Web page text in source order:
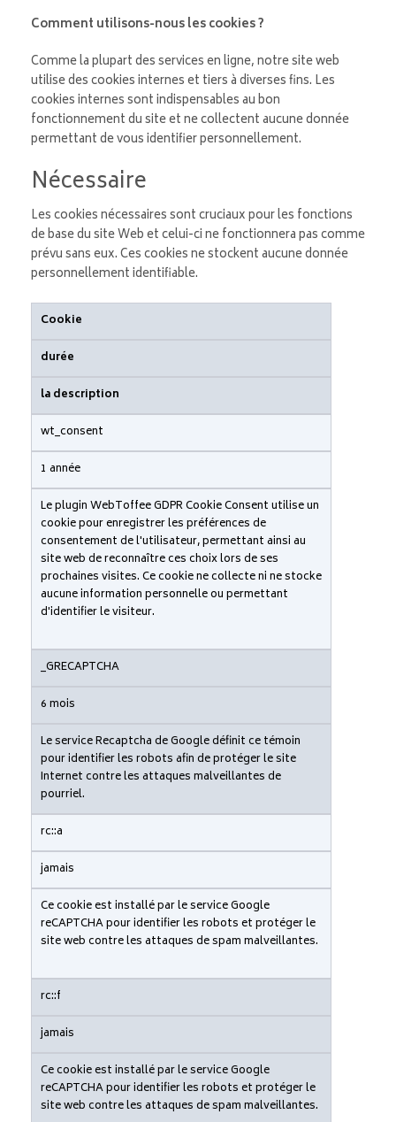
Comment utilisons-nous les cookies ?
Comme la plupart des services en ligne, notre site web
utilise des cookies internes et tiers à diverses fins. Les
cookies internes sont indispensables au bon
fonctionnement du site et ne collectent aucune donnée
permettant de vous identifier personnellement.
Nécessaire
Les cookies nécessaires sont cruciaux pour les fonctions
de base du site Web et celui-ci ne fonctionnera pas comme
prévu sans eux. Ces cookies ne stockent aucune donnée
personnellement identifiable.
Cookie
durée
la description
wt_consent
1 année
Le plugin WebToffee GDPR Cookie Consent utilise un
cookie pour enregistrer les préférences de
consentement de l'utilisateur, permettant ainsi au
site web de reconnaître ces choix lors de ses
prochaines visites. Ce cookie ne collecte ni ne stocke
aucune information personnelle ou permettant
d'identifier le visiteur.
_GRECAPTCHA
6 mois
Le service Recaptcha de Google définit ce témoin
pour identifier les robots afin de protéger le site
Internet contre les attaques malveillantes de
pourriel.
rc::a
jamais
Ce cookie est installé par le service Google
reCAPTCHA pour identifier les robots et protéger le
site web contre les attaques de spam malveillantes.
rc::f
jamais
Ce cookie est installé par le service Google
reCAPTCHA pour identifier les robots et protéger le
site web contre les attaques de spam malveillantes.